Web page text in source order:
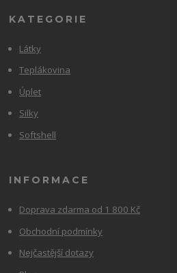
KATEGORIE
Látky
Teplákovina
Úplet
Silky
Softshell
INFORMACE
Doprava zdarma od 1 800 Kč
Obchodní podmínky
Nejčastější dotazy